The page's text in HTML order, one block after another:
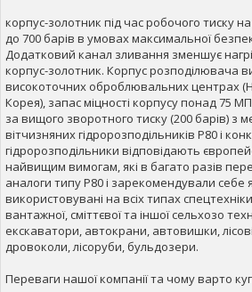
корпус-золотник під час робочого тиску
до 700 барів в умовах максимальної
Додатковий канал зливання зменшує
корпус-золотник. Корпус розподілювача
високоточних оброблювальних центрах
Корея), запас міцності корпусу понад 75
за вищого зворотного тиску (200 барів) з
вітчизняних гідророзподільників Р80 і
гідророзподільники відповідають
найвищим вимогам, які в багато разів
аналоги типу Р80 і зарекомендували себе
використовувані на всіх типах
вантажної, сміттєвої та іншої сельхозо
екскаватори, автокрани, автовишки,
дровоколи, лісоруби, бульдозери.
Переваги нашої компанії та чому варто